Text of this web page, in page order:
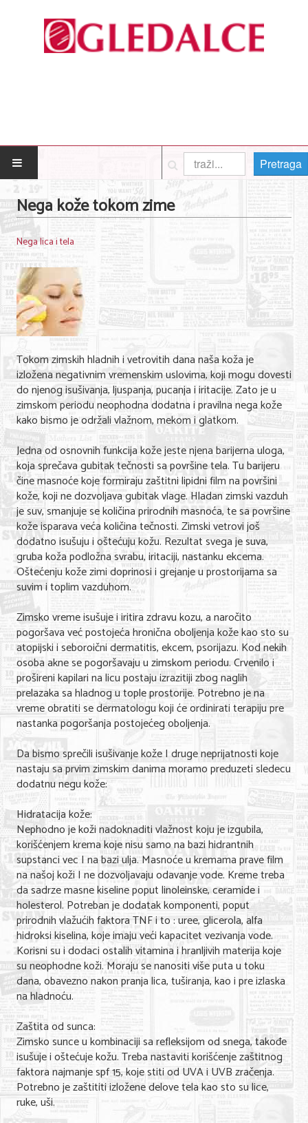
POČETNA
Posao
Nega lica i tela
Shopping
Sve za venčanje
Sve za decu
Gastronomija
Kuća i bašta
Zdravlje i medicina
Sport i rekreacija
Hobi i razonoda
ADRESAR
Posao
Usluge
Nega lica i tela
Shopping
Sve za venčanje
Sve za decu
Kuća i bašta
Gastronomija
Sport i rekreacija
Zdravlje i medicina
Hobi i razonoda
UPIS FIRMI
MARKETING
KONTAKT
O NAMA
Pretraga
Nega kože tokom zime
Nega lica i tela
Tokom zimskih hladnih i vetrovitih dana naša koža je
izložena negativnim vremenskim uslovima, koji mogu dovesti
do njenog isušivanja, ljuspanja, pucanja i iritacije. Zato je u
zimskom periodu neophodna dodatna i pravilna nega kože
kako bismo je održali vlažnom, mekom i glatkom.
Jedna od osnovnih funkcija kože jeste njena barijerna uloga,
koja sprečava gubitak tečnosti sa površine tela. Tu barijeru
čine masnoće koje formiraju zaštitni lipidni film na površini
kože, koji ne dozvoljava gubitak vlage. Hladan zimski vazduh
je suv, smanjuje se količina prirodnih masnoća, te sa površine
kože isparava veća količina tečnosti. Zimski vetrovi još
dodatno isušuju i oštećuju kožu. Rezultat svega je suva,
gruba koža podložna svrabu, iritaciji, nastanku ekcema.
Oštećenju kože zimi doprinosi i grejanje u prostorijama sa
suvim i toplim vazduhom.
Zimsko vreme isušuje i iritira zdravu kozu, a naročito
pogoršava već postojeća hronična oboljenja kože kao sto su
atopijski i seboroični dermatitis, ekcem, psorijazu. Kod nekih
osoba akne se pogoršavaju u zimskom periodu. Crvenilo i
prošireni kapilari na licu postaju izrazitiji zbog naglih
prelazaka sa hladnog u tople prostorije. Potrebno je na
vreme obratiti se dermatologu koji će ordinirati terapiju pre
nastanka pogoršanja postojećeg oboljenja.
Da bismo sprečili isušivanje kože I druge neprijatnosti koje
nastaju sa prvim zimskim danima moramo preduzeti sledecu
dodatnu negu kože:
Hidratacija kože:
Nephodno je koži nadoknaditi vlažnost koju je izgubila,
korišćenjem krema koje nisu samo na bazi hidrantnih
supstanci vec I na bazi ulja. Masnoće u kremama prave film
na našoj koži I ne dozvoljavaju odavanje vode. Kreme treba
da sadrze masne kiseline poput linoleinske, ceramide i
holesterol. Potreban je dodatak komponenti, poput
prirodnih vlažućih faktora TNF i to : uree, glicerola, alfa
hidroksi kiselina, koje imaju veći kapacitet vezivanja vode.
Korisni su i dodaci ostalih vitamina i hranljivih materija koje
su neophodne koži. Moraju se nanositi više puta u toku
dana, obavezno nakon pranja lica, tuširanja, kao i pre izlaska
na hladnoću.
Zaštita od sunca:
Zimsko sunce u kombinaciji sa refleksijom od snega, takođe
isušuje i oštećuje kožu. Treba nastaviti korišćenje zaštitnog
faktora najmanje spf 15, koje stiti od UVA i UVB zračenja.
Potrebno je zaštititi izložene delove tela kao sto su lice,
ruke, uši.